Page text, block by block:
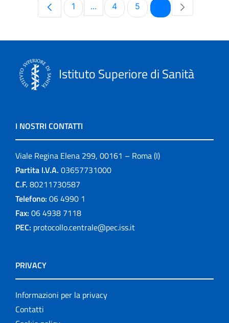
Pagina
1 ...Pagine intermedie Use TAB to
Pagina
4 Pagina
5 Pagina
Istituto Superiore di Sanità
I NOSTRI CONTATTI
Viale Regina Elena 299, 00161 – Roma (I)
Partita I.V.A. 03657731000
C.F. 80211730587
Telefono: 06 4990 1
Fax: 06 4938 7118
PEC: protocollo.centrale@pec.iss.it
PRIVACY
Informazioni per la privacy
Contatti